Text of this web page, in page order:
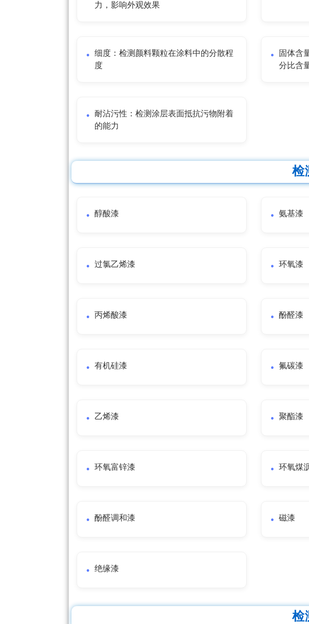
力，影响外观效果
细度：检测颜料颗粒在涂料中的分散程
度
固体含
分比含
耐沾污性：检测涂层表面抵抗污物附着
的能力
检
醇酸漆 氨基漆
过氯乙烯漆 环氧漆
丙烯酸漆 酚醛漆
有机硅漆 氟碳漆
乙烯漆 聚酯漆
环氧富锌漆 环氧煤
酚醛调和漆 磁漆
绝缘漆
检